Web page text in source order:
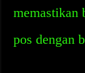
memastikan
pos dengan